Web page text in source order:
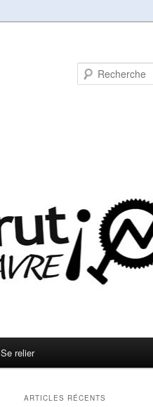
Se relier
ARTICLES RÉCENTS